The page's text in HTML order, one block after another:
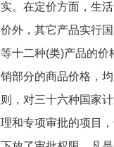
实。在定价方面，生
价外，其它产品实行
等十二种(类)产品的价
销部分的商品价格，
则，对三十六种国家
理和专项审批的项目